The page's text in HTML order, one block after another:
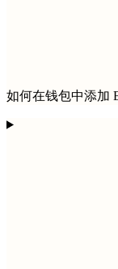
如何在钱包中添加